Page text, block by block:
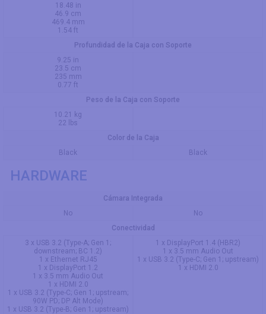
18.48 in
46.9 cm
469.4 mm
1.54 ft
Profundidad de la Caja con Soporte
9.25 in
23.5 cm
235 mm
0.77 ft
Peso de la Caja con Soporte
10.21 kg
22 lbs
Color de la Caja
Black
Black
HARDWARE
Cámara Integrada
No
No
Conectividad
3 x USB 3.2 (Type-A; Gen 1;
downstream; BC 1.2)
1 x Ethernet RJ45
1 x DisplayPort 1.2
1 x 3.5 mm Audio Out
1 x HDMI 2.0
1 x USB 3.2 (Type-C; Gen 1; upstream;
90W PD; DP Alt Mode)
1 x USB 3.2 (Type-B; Gen 1; upstream)
1 x DisplayPort 1.4 (HBR2)
1 x 3.5 mm Audio Out
1 x USB 3.2 (Type-C; Gen 1; upstream)
1 x HDMI 2.0